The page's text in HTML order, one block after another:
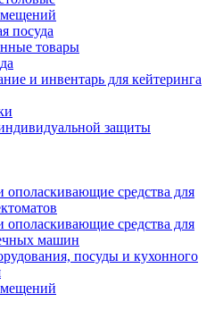
посуда
товары
и инвентарь для кейтеринга
защиты
средства для
средства для
машин
посуды и кухонного